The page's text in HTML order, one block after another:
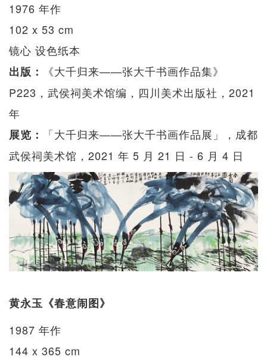
1976 年作
102 x 53 cm
镜心 设色纸本
出版：
《大千归来——张大千书画作品集》
P223，武侯祠美术馆编，四川美术出版社，2021
年
展览：
「大千归来——张大千书画作品展」，成都
武侯祠美术馆，2021 年 5 月 21 日 - 6 月 4 日
黄永玉《春意闹图》
1987 年作
144 x 365 cm